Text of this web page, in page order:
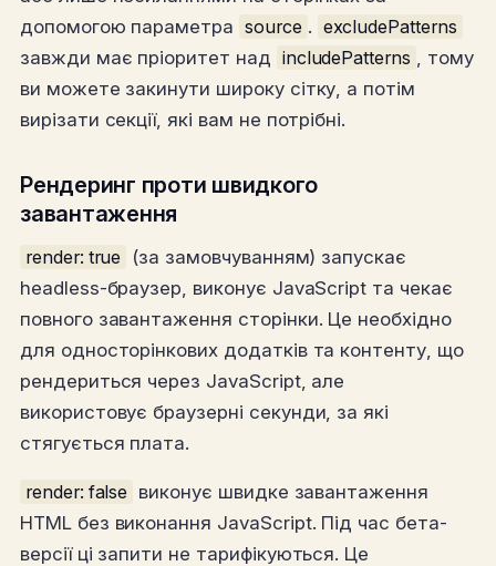
допомогою параметра source . excludePatterns
завжди має пріоритет над includePatterns
, тому
ви можете закинути широку сітку, а потім
вирізати секції, які вам не потрібні.
Рендеринг проти швидкого
завантаження
render: true
(за замовчуванням) запускає
headless-браузер, виконує JavaScript та чекає
повного завантаження сторінки. Це необхідно
для односторінкових додатків та контенту, що
рендериться через JavaScript, але
використовує браузерні секунди, за які
стягується плата.
render: false виконує швидке завантаження
HTML без виконання JavaScript. Під час бета-
версії ці запити не тарифікуються. Це